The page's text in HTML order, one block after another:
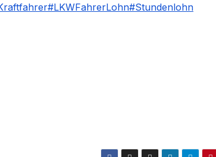
#LKWFahrerLohn#Stundenlohn